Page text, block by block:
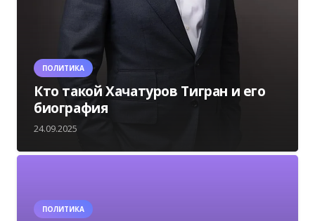
ПОЛИТИКА
Кто такой Хачатуров Тигран и его
биография
24.09.2025
ПОЛИТИКА